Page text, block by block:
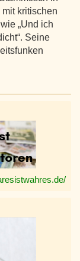
kritischen
„Und ich
Seine